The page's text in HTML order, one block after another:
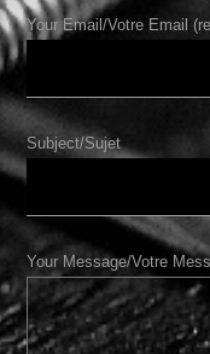
Your Email/Votre Email
Subject/Sujet
Your Message/Votre